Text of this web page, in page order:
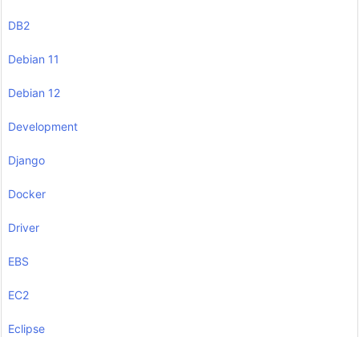
DB2
Debian 11
Debian 12
Development
Django
Docker
Driver
EBS
EC2
Eclipse